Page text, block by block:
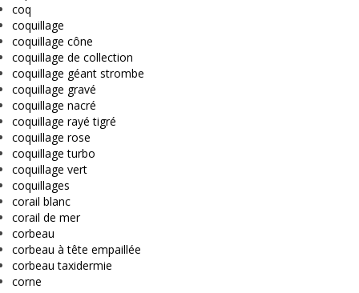
coq
coquillage
coquillage cône
coquillage de collection
coquillage géant strombe
coquillage gravé
coquillage nacré
coquillage rayé tigré
coquillage rose
coquillage turbo
coquillage vert
coquillages
corail blanc
corail de mer
corbeau
corbeau à tête empaillée
corbeau taxidermie
corne